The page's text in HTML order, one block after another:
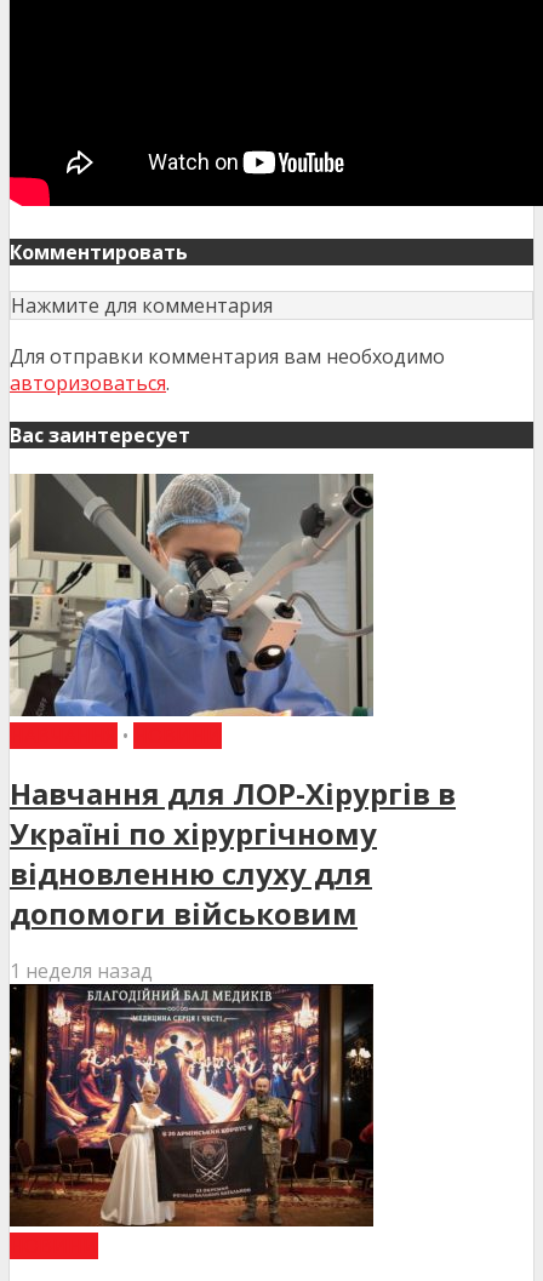
Комментировать
Нажмите для комментария
Для отправки комментария вам необходимо
авторизоваться.
Вас заинтересует
•
Навчання для ЛОР-Хірургів в
Україні по хірургічному
відновленню слуху для
допомоги військовим
1 неделя назад